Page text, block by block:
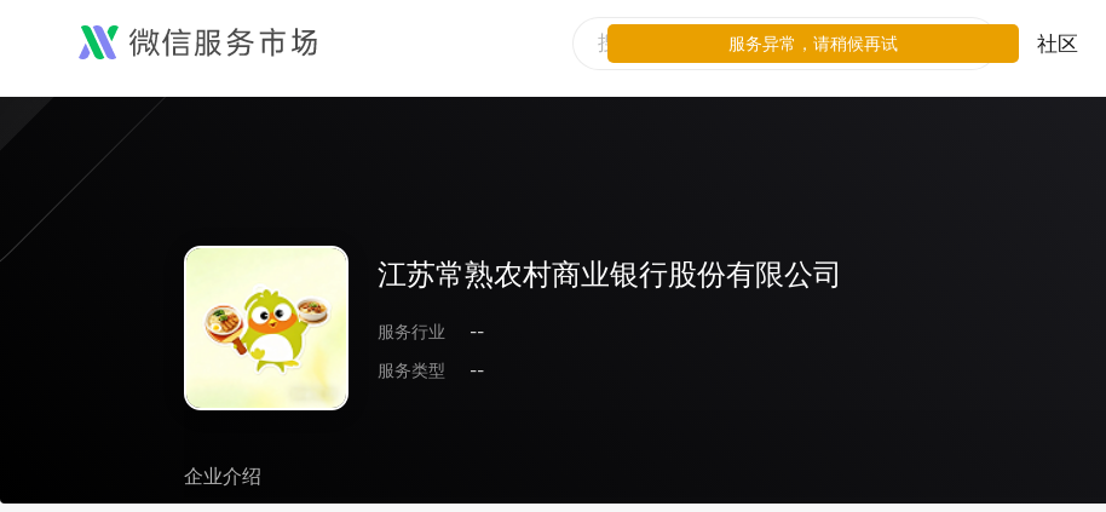
社区
江苏常熟农村商业银行股份有限公司
服务行业
--
服务类型
--
企业介绍
服务异常，请稍候再试